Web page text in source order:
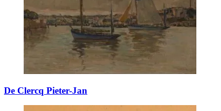
De Clercq Pieter-Jan